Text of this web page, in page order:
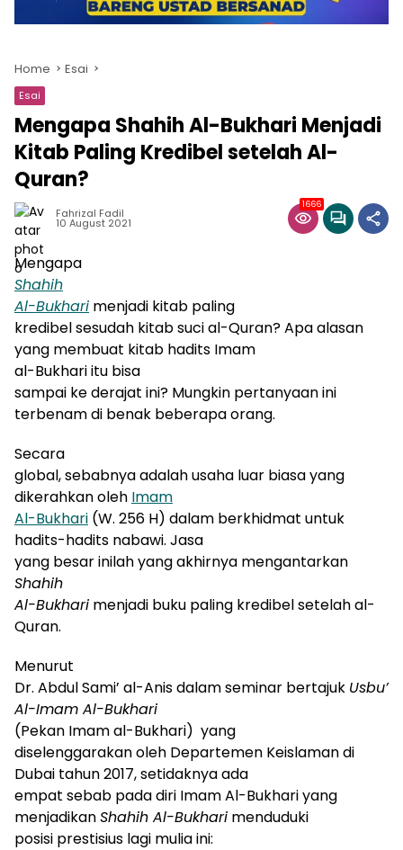
Home Esai
Esai
Mengapa Shahih Al-Bukhari Menjadi
Kitab Paling Kredibel setelah Al-
Quran?
Fahrizal Fadil
10 August 2021
1666
Mengapa
Shahih
Al-Bukhari menjadi kitab paling
kredibel sesudah kitab suci al-Quran? Apa alasan
yang membuat kitab hadits Imam
al-Bukhari itu bisa
sampai ke derajat ini? Mungkin pertanyaan ini
terbenam di benak beberapa orang.
Secara
global, sebabnya adalah usaha luar biasa yang
dikerahkan oleh Imam
Al-Bukhari (W. 256 H) dalam berkhidmat untuk
hadits-hadits nabawi. Jasa
yang besar inilahyang akhirnya mengantarkan
Shahih
Al-Bukhari menjadi buku paling kredibel setelahal-
Quran.
Menurut
Dr. Abdul Sami’ al-Anis dalam seminar bertajuk Usbu’
Al-Imam Al-Bukhari
(Pekan Imam al-Bukhari) yang
diselenggarakan oleh Departemen Keislaman di
Dubai tahun 2017, setidaknya ada
empat sebab pada diri Imam Al-Bukhari yang
menjadikanShahih Al-Bukhari menduduki
posisi prestisius lagi mulia ini: